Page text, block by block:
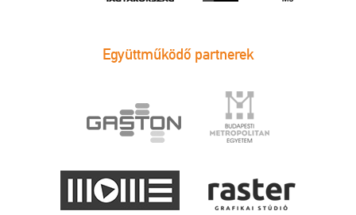
Együttműködő partnerek